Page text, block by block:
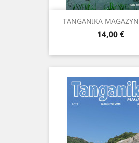
TANGANIKA
Prix
14,00 €